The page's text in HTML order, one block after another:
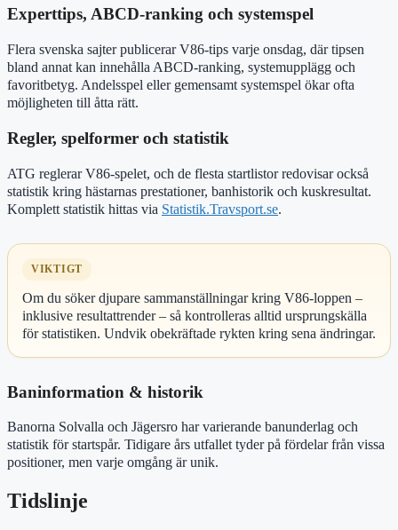
Experttips, ABCD-ranking och systemspel
Flera svenska sajter publicerar V86-tips varje onsdag, där tipsen
bland annat kan innehålla ABCD-ranking, systemupplägg och
favoritbetyg. Andelsspel eller gemensamt systemspel ökar ofta
möjligheten till åtta rätt.
Regler, spelformer och statistik
ATG reglerar V86-spelet, och de flesta startlistor redovisar också
statistik kring hästarnas prestationer, banhistorik och kuskresultat.
Komplett statistik hittas via Statistik.Travsport.se.
VIKTIGT
Om du söker djupare sammanställningar kring V86-loppen –
inklusive resultattrender – så kontrolleras alltid ursprungskälla
för statistiken. Undvik obekräftade rykten kring sena ändringar.
Baninformation & historik
Banorna Solvalla och Jägersro har varierande banunderlag och
statistik för startspår. Tidigare års utfallet tyder på fördelar från vissa
positioner, men varje omgång är unik.
Tidslinje